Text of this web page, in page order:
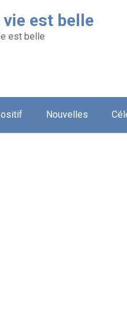
vie est belle
est belle
Nouvelles